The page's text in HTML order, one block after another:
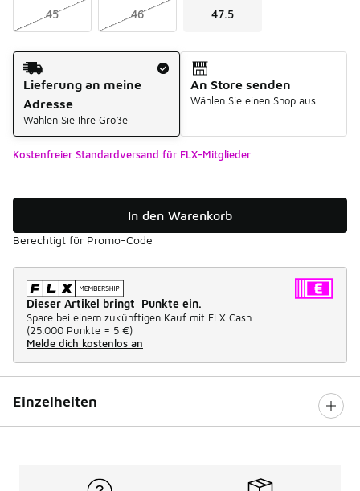
45 46 47.5
Versandart
Lieferung an meine
Adresse
Wählen Sie Ihre Größe
An Store senden
Wählen Sie einen Shop aus
Kostenfreier Standardversand für FLX-Mitglieder
In den Warenkorb
Berechtigt für Promo-Code
Dieser Artikel bringt Punkte ein.
Spare bei einem zukünftigen Kauf mit FLX Cash.
(25.000 Punkte = 5 €)
Melde dich kostenlos an
Einzelheiten